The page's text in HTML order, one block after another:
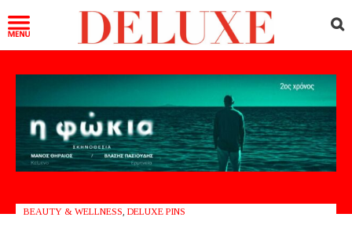
BEAUTY & WELLNESS DELUXE PINS